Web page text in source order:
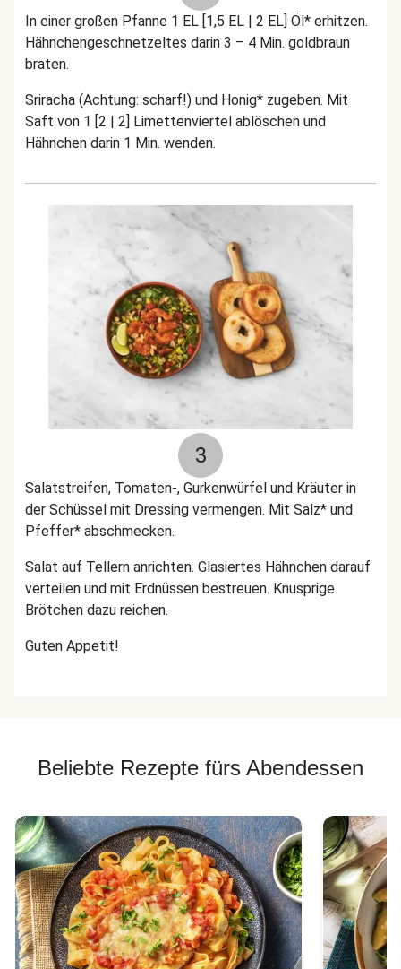
In einer großen Pfanne 1 EL [1,5 EL | 2 EL] Öl* erhitzen.
Hähnchengeschnetzeltes darin 3 – 4 Min. goldbraun
braten.
Sriracha (Achtung: scharf!) und Honig* zugeben. Mit
Saft von 1 [2 | 2] Limettenviertel ablöschen und
Hähnchen darin 1 Min. wenden.
3
Salatstreifen, Tomaten-, Gurkenwürfel und Kräuter in
der Schüssel mit Dressing vermengen. Mit Salz* und
Pfeffer* abschmecken.
Salat auf Tellern anrichten. Glasiertes Hähnchen darauf
verteilen und mit Erdnüssen bestreuen. Knusprige
Brötchen dazu reichen.
Guten Appetit!
Beliebte Rezepte fürs Abendessen